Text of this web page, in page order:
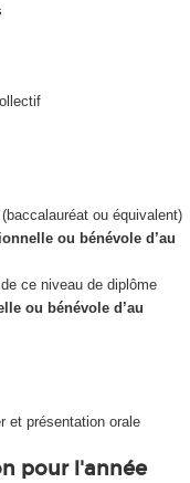
ou équivalent)
ou bénévole d’au
ce niveau de diplôme
ou bénévole d’au
et présentation orale
pour l'année